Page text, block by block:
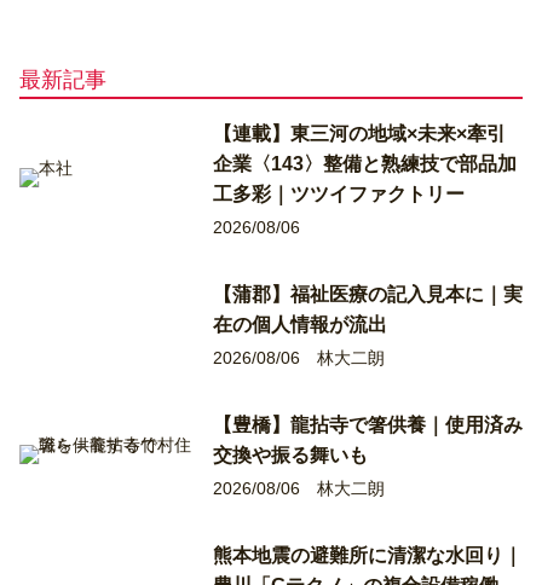
最新記事
【連載】東三河の地域×未来×牽引
企業〈143〉整備と熟練技で部品加
工多彩｜ツツイファクトリー
2026/08/06
【蒲郡】福祉医療の記入見本に｜実
在の個人情報が流出
2026/08/06 林大二朗
【豊橋】龍拈寺で箸供養｜使用済み
交換や振る舞いも
2026/08/06 林大二朗
熊本地震の避難所に清潔な水回り｜